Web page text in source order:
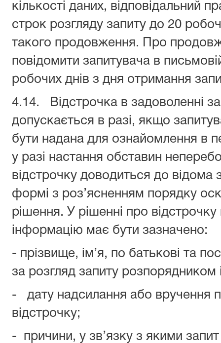
кількості даних, відповідальний
строк розгляду запиту до 20
такого продовження. Про
повідомити запитувача в
робочих днів з дня отримання
4.14. Відстрочка в задоволенні
допускається в разі, якщо
бути надана для ознайомлення в
у разі настання обставин
відстрочку доводиться до відома
формі з роз’ясненням порядку
рішення. У рішенні про
інформацію має бути зазначено:
- прізвище, ім’я, по батькові та
за розгляд запиту розпорядником
- дату надсилання або вручення
відстрочку;
- причини, у зв’язку з якими